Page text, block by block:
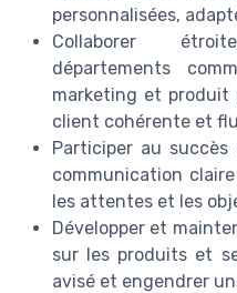
personnalisées,
Collaborer
départements
marketing et produit
client cohérente et
Participer au
communication
les attentes et les
Développer et
sur les produits et
avisé et engendrer